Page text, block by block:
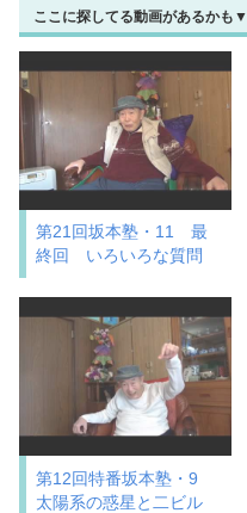
ここに探してる動画があるかも▼
第21回坂本塾・11 最
終回 いろいろな質問
第12回特番坂本塾・9
太陽系の惑星と二ビル